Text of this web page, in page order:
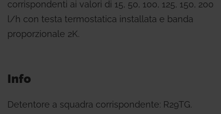
corrispondenti ai valori di 15, 50, 100, 125, 150, 200
l/h con testa termostatica installata e banda
proporzionale 2K.
Info
Detentore a squadra corrispondente: R29TG.